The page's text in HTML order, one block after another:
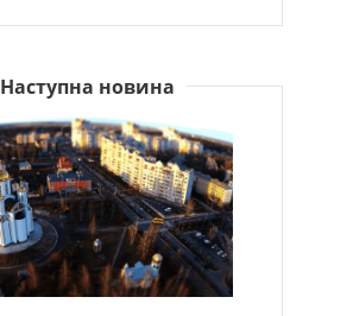
Наступна новина